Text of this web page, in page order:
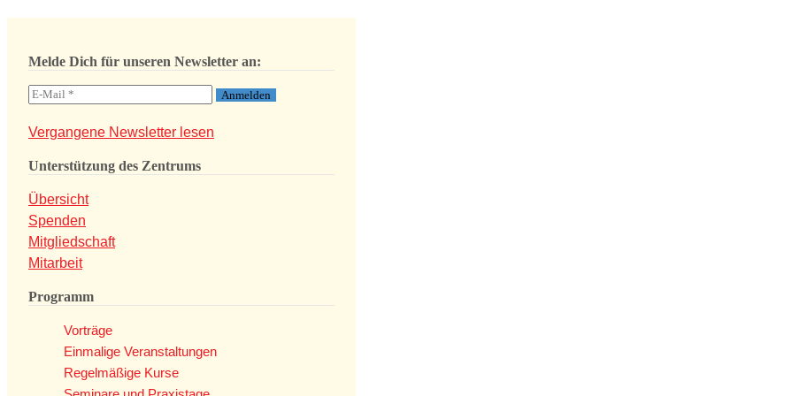
Melde Dich für unseren Newsletter an:
Vergangene Newsletter lesen
Unterstützung des Zentrums
Übersicht
Spenden
Mitgliedschaft
Mitarbeit
Programm
Vorträge
Einmalige Veranstaltungen
Regelmäßige Kurse